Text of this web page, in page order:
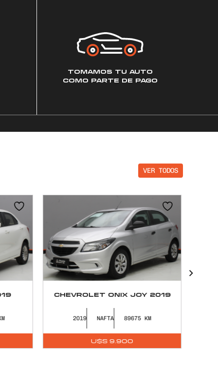
TOMAMOS TU AUTO
COMO PARTE DE PAGO
VER TODOS
2019
Eléctrico
2026 ELÉCTRICO 0
U$S 22.490